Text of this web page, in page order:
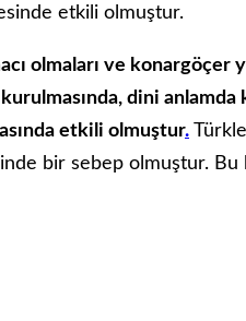
etkili olmuştur.
olmaları ve konargöçer
dini anlamda
etkili olmuştur.
bir sebep olmuştur.